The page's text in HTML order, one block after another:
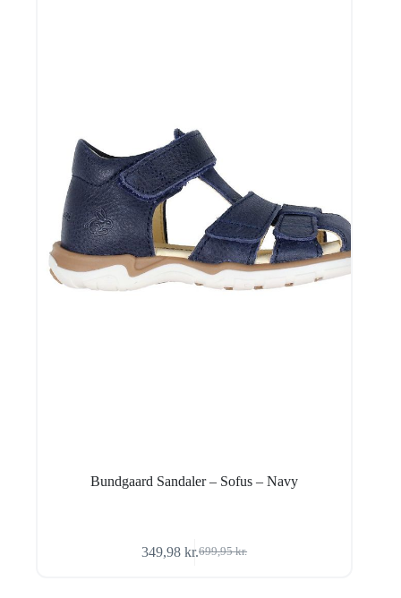
Bundgaard Sandaler – Sofus – Navy
699,95kr.
Den
349,98kr.Den